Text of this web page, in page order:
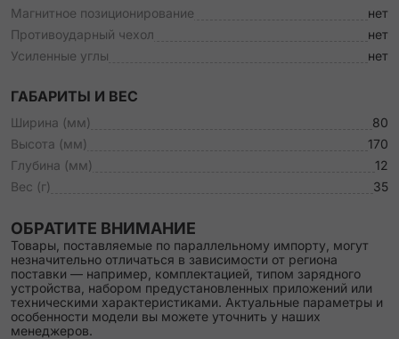
Магнитное позиционирование
нет
Противоударный чехол
нет
Усиленные углы
нет
ГАБАРИТЫ И ВЕС
Ширина (мм)
80
Высота (мм)
170
Глубина (мм)
12
Вес (г)
35
ОБРАТИТЕ ВНИМАНИЕ
Товары, поставляемые по параллельному импорту, могут
незначительно отличаться в зависимости от региона
поставки — например, комплектацией, типом зарядного
устройства, набором предустановленных приложений или
техническими характеристиками. Актуальные параметры и
особенности модели вы можете уточнить у наших
менеджеров.